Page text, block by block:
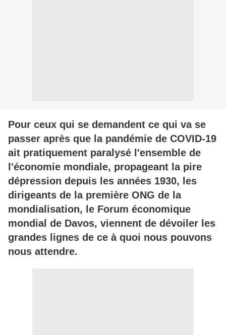
Pour ceux qui se demandent ce qui va se
passer après que la pandémie de COVID-19
ait pratiquement paralysé l'ensemble de
l'économie mondiale, propageant la pire
dépression depuis les années 1930, les
dirigeants de la première ONG de la
mondialisation, le Forum économique
mondial de Davos, viennent de dévoiler les
grandes lignes de ce à quoi nous pouvons
nous attendre.